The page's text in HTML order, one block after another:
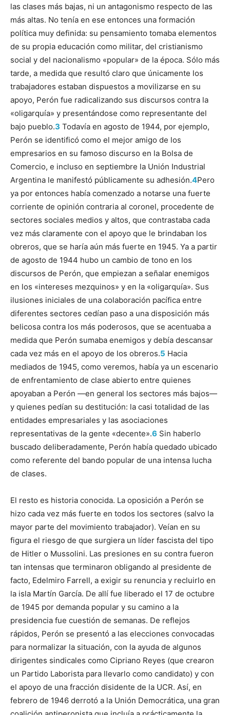
las clases más bajas, ni un antagonismo respecto de las
más altas. No tenía en ese entonces una formación
política muy definida: su pensamiento toma­ba elementos
de su propia educación como militar, del cristianismo
social y del nacionalismo «popular» de la época. Sólo más
tarde, a medida que resultó claro que únicamente los
trabajadores estaban dispuestos a movilizarse en su
apoyo, Perón fue radicalizando sus discursos contra la
«oligarquía» y presentándose como representante del
bajo pueblo.3 Todavía en agosto de 1944, por ejemplo,
Perón se identificó como el mejor amigo de los
empresarios en su famoso discurso en la Bolsa de
Comercio, e incluso en septiembre la Unión Industrial
Argentina le manifestó públicamente su adhesión.4Pero
ya por entonces había comenzado a notarse una fuerte
corriente de opinión contraria al coronel, procedente de
sectores sociales medios y altos, que contrastaba cada
vez más claramente con el apoyo que le brindaban los
obreros, que se haría aún más fuerte en 1945. Ya a partir
de agosto de 1944 hubo un cambio de tono en los
discursos de Perón, que empiezan a señalar enemigos
en los «intereses mezquinos» y en la «oligarquía». Sus
ilusiones iniciales de una colaboración pacífica entre
diferentes sectores cedían paso a una disposición más
belicosa contra los más poderosos, que se acentuaba a
medida que Perón sumaba enemigos y debía descansar
cada vez más en el apoyo de los obreros.5 Hacia
mediados de 1945, como veremos, había ya un escenario
de enfrentamiento de clase abierto entre quienes
apoyaban a Perón —en general los sectores más bajos—
y quienes pedían su destitución: la casi totalidad de las
entidades empresariales y las asociaciones
representativas de la gente «decente».6 Sin haberlo
buscado deliberadamente, Perón había quedado ubicado
como referente del bando popular de una inten­sa lucha
de clases.
El resto es historia conocida. La oposición a Perón se
hizo cada vez más fuerte en todos los sectores (salvo la
mayor parte del movimiento trabajador). Veían en su
figura el riesgo de que surgiera un líder fascis­ta del tipo
de Hitler o Mussolini. Las presiones en su contra fueron
tan intensas que terminaron obligando al presidente de
facto, Edelmiro Farrell, a exigir su renuncia y recluirlo en
la isla Martín García. De allí fue liberado el 17 de octubre
de 1945 por demanda popular y su camino a la
presidencia fue cuestión de semanas. De reflejos
rápidos, Perón se presentó a las elecciones convocadas
para normalizar la situación, con la ayuda de algunos
dirigentes sindicales como Cipriano Reyes (que crearon
un Partido Laborista para llevarlo como candidato) y con
el apoyo de una fracción disidente de la UCR. Así, en
febrero de 1946 derrotó a la Unión Democrática, una gran